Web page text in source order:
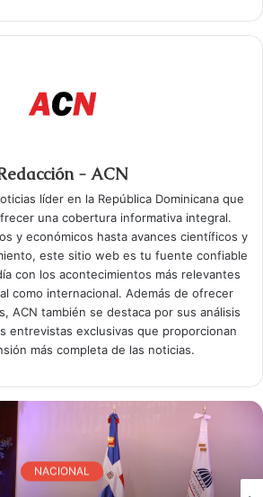
- ACN
líder en la República Dominicana que
una cobertura informativa integral.
y económicos hasta avances científicos y
este sitio web es tu fuente confiable
con los acontecimientos más relevantes
como internacional. Además de ofrecer
ACN también se destaca por sus análisis
entrevistas exclusivas que proporcionan
más completa de las noticias.
NACIONAL